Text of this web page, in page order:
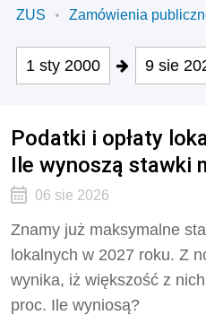
ZUS
Zamówienia
1 sty 2000 9 sie
Podatki i opłaty
Ile wynoszą stawki
06 sie 2026
Znamy już maksymalne
lokalnych w 2027 roku. Z
wynika, iż większość z
proc. Ile wyniosą?